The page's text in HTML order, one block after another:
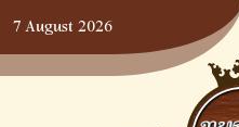
Skip
to
content
7 August 2026